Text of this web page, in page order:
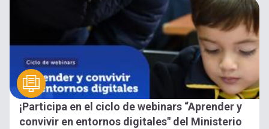
¡Participa en el ciclo de webinars “Aprender y
convivir en entornos digitales" del Ministerio